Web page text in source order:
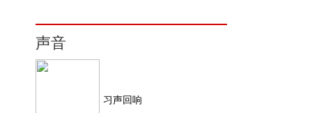
声音
习声回响